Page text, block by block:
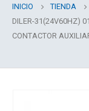
INICIO
TIENDA
DILER-31(24V60HZ)
CONTACTOR